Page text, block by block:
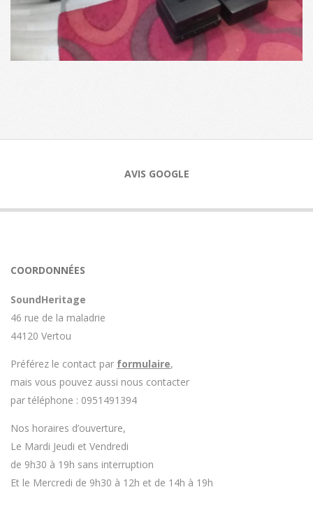
03-
AVIS GOOGLE
COORDONNÉES
SoundHeritage
46 rue de la maladrie
44120 Vertou
Préférez le contact par formulaire,
mais vous pouvez aussi nous contacter
par téléphone : 0951491394
Nos horaires d’ouverture,
Le Mardi Jeudi et Vendredi
de 9h30 à 19h sans interruption
Et le Mercredi de 9h30 à 12h et de 14h à 19h